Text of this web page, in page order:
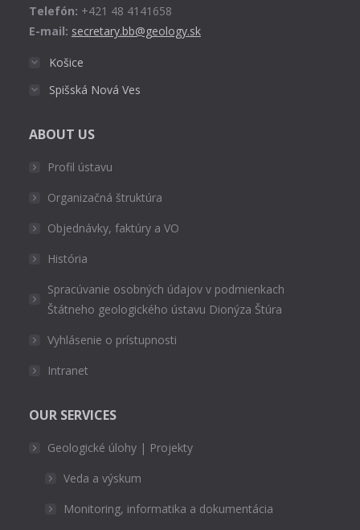
Telefón: +421 48 4141658
E-mail: secretary.bb@geology.sk
Košice
Spišská Nová Ves
ABOUT US
Profil ústavu
Organizačná štruktúra
Objednávky, faktúry a VO
História
Spracúvanie osobných údajov v podmienkach
Štátneho geologického ústavu Dionýza Štúra
Vyhlásenie o prístupnosti
Intranet
OUR SERVICES
Geologické úlohy | Projekty
Veda a výskum
Monitoring, informatika a dokumentácia